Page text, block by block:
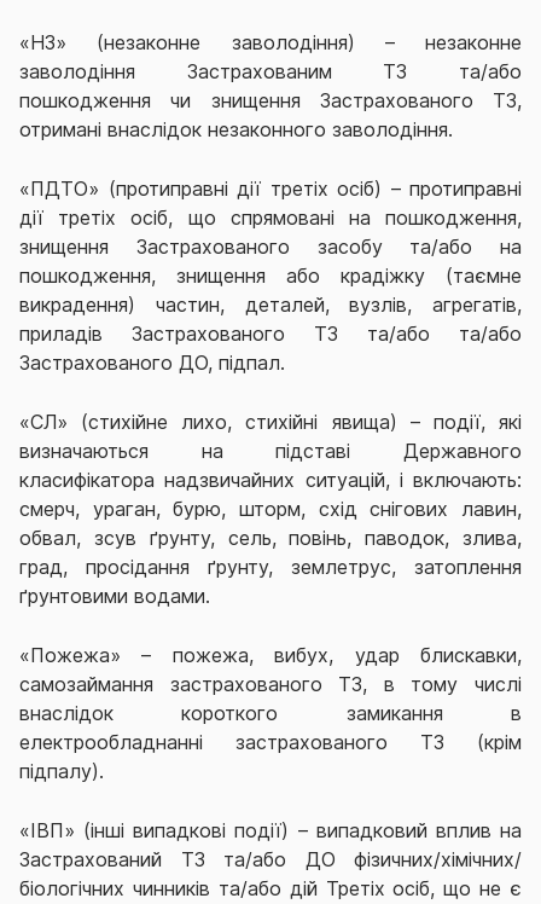
«НЗ» (незаконне заволодіння) – незаконне
заволодіння Застрахованим ТЗ та/або
пошкодження чи знищення Застрахованого ТЗ,
отримані внаслідок незаконного заволодіння.
«ПДТО» (протиправні дії третіх осіб) – протиправні
дії третіх осіб, що спрямовані на пошкодження,
знищення Застрахованого засобу та/або на
пошкодження, знищення або крадіжку (таємне
викрадення) частин, деталей, вузлів, агрегатів,
приладів Застрахованого ТЗ та/або та/або
Застрахованого ДО, підпал.
«СЛ» (стихійне лихо, стихійні явища) – події, які
визначаються на підставі Державного
класифікатора надзвичайних ситуацій, і включають:
смерч, ураган, бурю, шторм, схід снігових лавин,
обвал, зсув ґрунту, сель, повінь, паводок, злива,
град, просідання ґрунту, землетрус, затоплення
ґрунтовими водами.
«Пожежа» – пожежа, вибух, удар блискавки,
самозаймання застрахованого ТЗ, в тому числі
внаслідок короткого замикання в
електрообладнанні застрахованого ТЗ (крім
підпалу).
«ІВП» (інші випадкові події) – випадковий вплив на
Застрахований ТЗ та/або ДО фізичних/хімічних/
біологічних чинників та/або дій Третіх осіб, що не є